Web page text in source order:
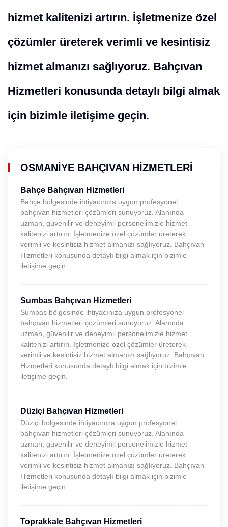
hizmet kalitenizi artırın. İşletmenize özel
çözümler üreterek verimli ve kesintisiz
hizmet almanızı sağlıyoruz. Bahçıvan
Hizmetleri konusunda detaylı bilgi almak
için bizimle iletişime geçin.
OSMANIYE BAHÇIVAN HIZMETLERI
Bahçe Bahçıvan Hizmetleri
Bahçe bölgesinde ihtiyacınıza uygun profesyonel
bahçıvan hizmetleri çözümleri sunuyoruz. Alanında
uzman, güvenilir ve deneyimli personelimizle hizmet
kalitenizi artırın. İşletmenize özel çözümler üreterek
verimli ve kesintisiz hizmet almanızı sağlıyoruz. Bahçıvan
Hizmetleri konusunda detaylı bilgi almak için bizimle
iletişime geçin.
Sumbas Bahçıvan Hizmetleri
Sumbas bölgesinde ihtiyacınıza uygun profesyonel
bahçıvan hizmetleri çözümleri sunuyoruz. Alanında
uzman, güvenilir ve deneyimli personelimizle hizmet
kalitenizi artırın. İşletmenize özel çözümler üreterek
verimli ve kesintisiz hizmet almanızı sağlıyoruz. Bahçıvan
Hizmetleri konusunda detaylı bilgi almak için bizimle
iletişime geçin.
Düziçi Bahçıvan Hizmetleri
Düziçi bölgesinde ihtiyacınıza uygun profesyonel
bahçıvan hizmetleri çözümleri sunuyoruz. Alanında
uzman, güvenilir ve deneyimli personelimizle hizmet
kalitenizi artırın. İşletmenize özel çözümler üreterek
verimli ve kesintisiz hizmet almanızı sağlıyoruz. Bahçıvan
Hizmetleri konusunda detaylı bilgi almak için bizimle
iletişime geçin.
Toprakkale Bahçıvan Hizmetleri